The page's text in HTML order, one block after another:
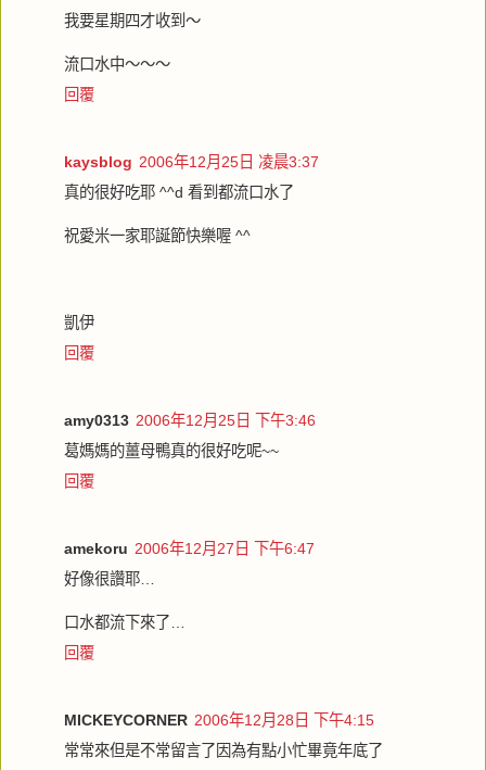
我要星期四才收到～
流口水中～～～
回覆
kaysblog 2006年12月25日 凌晨3:37
真的很好吃耶 ^^d 看到都流口水了
祝愛米一家耶誕節快樂喔 ^^
凱伊
回覆
amy0313 2006年12月25日 下午3:46
葛媽媽的薑母鴨真的很好吃呢~~
回覆
amekoru 2006年12月27日 下午6:47
好像很讚耶…
口水都流下來了…
回覆
MICKEYCORNER 2006年12月28日 下午4:15
常常來但是不常留言了因為有點小忙畢竟年底了